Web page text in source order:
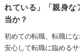
れている」「親身な
当か？
初めての転職、転職に
安心して転職に臨める